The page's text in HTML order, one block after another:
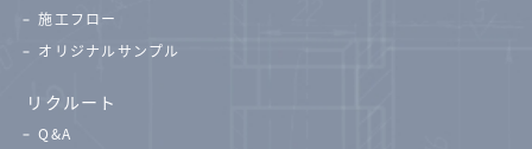
施工フロー
オリジナルサンプル
リクルート
Q&A